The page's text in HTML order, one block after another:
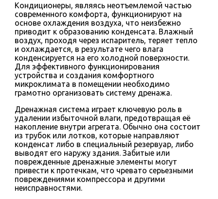
Кондиционеры, являясь неотъемлемой частью
современного комфорта, функционируют на
основе охлаждения воздуха, что неизбежно
приводит к образованию конденсата. Влажный
воздух, проходя через испаритель, теряет тепло
и охлаждается, в результате чего влага
конденсируется на его холодной поверхности.
Для эффективного функционирования
устройства и создания комфортного
микроклимата в помещении необходимо
грамотно организовать систему дренажа.
Дренажная система играет ключевую роль в
удалении избыточной влаги, предотвращая её
накопление внутри агрегата. Обычно она состоит
из трубок или лотков, которые направляют
конденсат либо в специальный резервуар, либо
выводят его наружу здания. Забитые или
поврежденные дренажные элементы могут
привести к протечкам, что чревато серьезными
повреждениями компрессора и другими
неисправностями.